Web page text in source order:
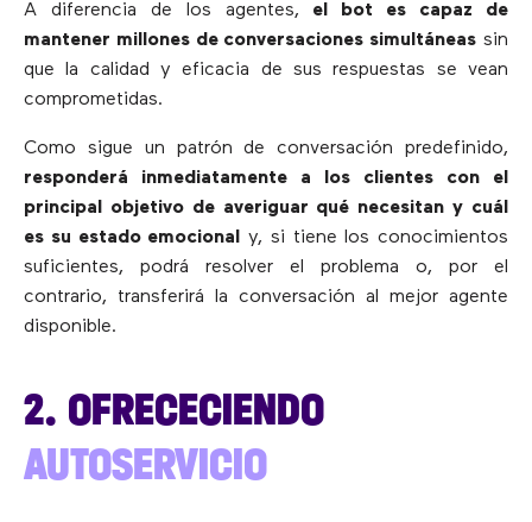
A diferencia de los agentes, el bot es capaz de
mantener millones de conversaciones simultáneas sin
que la calidad y eficacia de sus respuestas se vean
comprometidas.
Como sigue un patrón de conversación predefinido,
responderá inmediatamente a los clientes con el
principal objetivo de averiguar qué necesitan y cuál
es su estado emocional y, si tiene los conocimientos
suficientes, podrá resolver el problema o, por el
contrario, transferirá la conversación al mejor agente
disponible.
2. OFRECECIENDO
AUTOSERVICIO